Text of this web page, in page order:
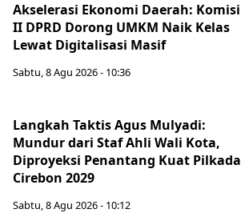
Akselerasi Ekonomi Daerah: Komisi
II DPRD Dorong UMKM Naik Kelas
Lewat Digitalisasi Masif
Sabtu, 8 Agu 2026 - 10:36
Langkah Taktis Agus Mulyadi:
Mundur dari Staf Ahli Wali Kota,
Diproyeksi Penantang Kuat Pilkada
Cirebon 2029
Sabtu, 8 Agu 2026 - 10:12